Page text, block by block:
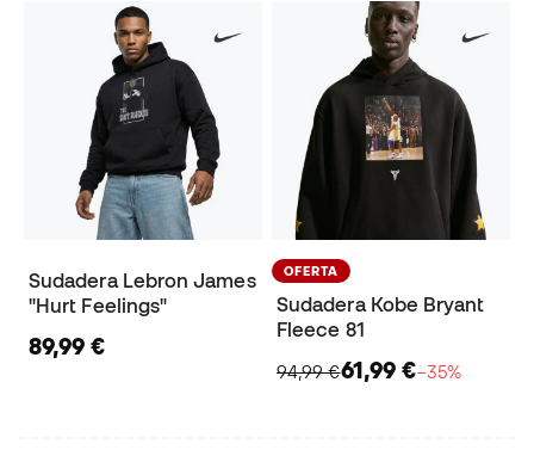
Sudadera Lebron James
"Hurt Feelings"
89,99 €
OFERTA
Sudadera Kobe Bryant
Fleece 81
94,99 €61,99 €−35%